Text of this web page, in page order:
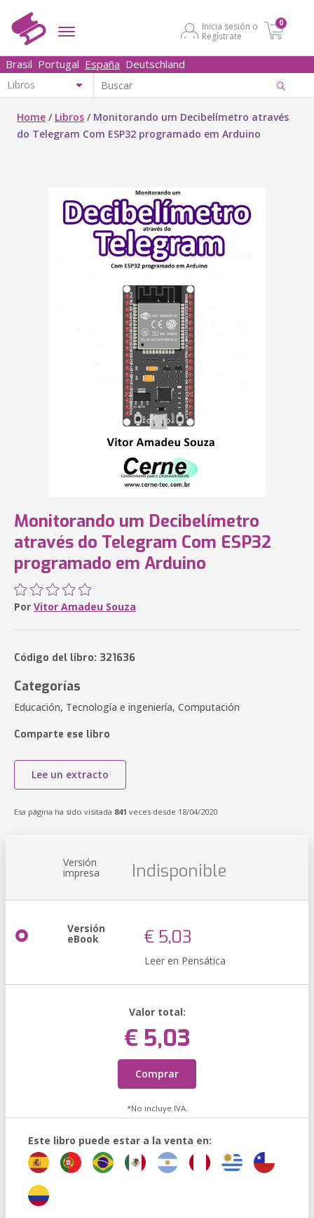
Inicia sesión o
Regístrate
0
Brasil Portugal España Deutschland
Home / Libros / Monitorando um Decibelímetro através
do Telegram Com ESP32 programado em Arduino
Monitorando um Decibelímetro
através do Telegram Com ESP32
programado em Arduino
Por Vitor Amadeu Souza
Código del libro: 321636
Categorías
Educación, Tecnología e ingeniería, Computación
Comparte ese libro
Lee un extracto
Esa página ha sido visitada 841 veces desde 18/04/2020
Versión
impresa Indisponible
Versión
eBook € 5,03
Leer en Pensática
Valor total:
€ 5,03
Comprar
*No incluye IVA.
Este libro puede estar a la venta en: